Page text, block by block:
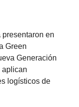
presentaron en
Green
Generación
aplican
logísticos de